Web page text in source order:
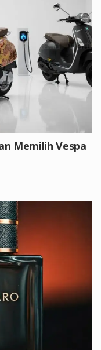
Memilih Vespa